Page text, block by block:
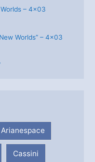
– 4×03
Worlds” – 4×03
Arianespace
Cassini